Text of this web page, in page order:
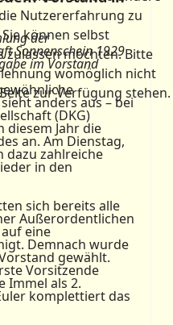
der
Sonnenschein 1929
im Vorstand
anders aus – bei
(DKG)
diesem Jahr die
an. Am Dienstag,
dazu zahlreiche
in den
sich bereits alle
Außerordentlichen
eine
Demnach wurde
gewählt.
Vorsitzende
Immel als 2.
komplettiert das
Nutzererfahrung zu
können selbst
zulassen möchten. Bitte
womöglich nicht
zur Verfügung stehen.